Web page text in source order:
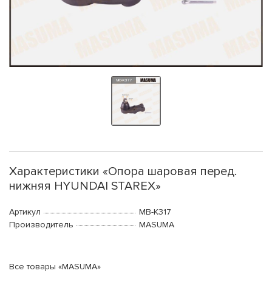
Характеристики «Опора шаровая перед.
нижняя HYUNDAI STAREX»
Артикул
MB-K317
Производитель
MASUMA
Все товары «MASUMA»